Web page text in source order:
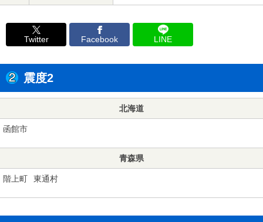
Twitter Facebook LINE
震度2
北海道
函館市
青森県
階上町 東通村